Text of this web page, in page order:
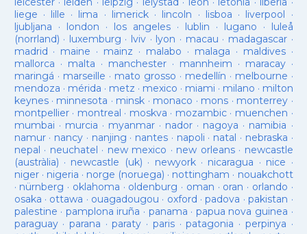
liege · lille · lima · limerick· lincoln · lisboa · liverpool ·
ljubljana · london · los angeles· lublin · lugano · luleå
(norrland) · luxemburg · lviv · lyon · macau · madagascar·
madrid · maine · mainz · malabo · malaga · maldives·
mallorca · malta · manchester· mannheim · maracay·
maringá · marseille · mato grosso · medellín · melbourne ·
mendoza · mérida · metz · mexico · miami · milano · milton
keynes· minnesota · minsk · monaco · mons · monterrey ·
montpellier· montreal · moskva · mozambic· muenchen ·
mumbai · murcia · myanmar· nador · nagoya · namibia ·
namur· nancy · nanjing · nantes · napoli · natal · nebraska ·
nepal · neuchatel · new mexico · new orleans· newcastle
(austràlia) · newcastle (uk) · newyork· nicaragua · nice ·
niger· nigeria · norge (noruega) · nottingham · nouakchott
· nürnberg · oklahoma · oldenburg · oman · oran · orlando ·
osaka · ottawa · ouagadougou · oxford ·padova ·pakistan ·
palestine · pamplona iruña · panama · papua nova guinea ·
paraguay· parana ·paraty · paris·patagonia · perpinya ·